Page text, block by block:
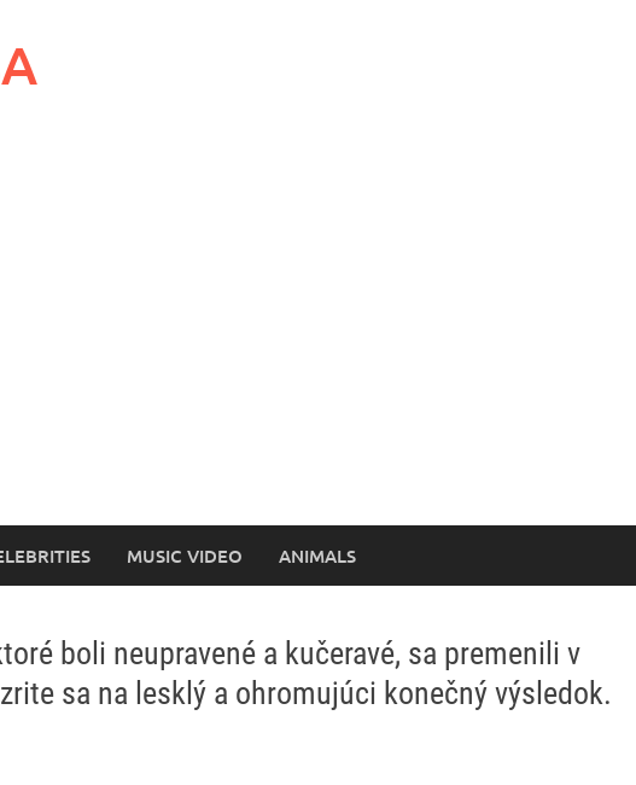
MUSIC VIDEO ANIMALS
boli neupravené a kučeravé, sa premenili v
sa na lesklý a ohromujúci konečný výsledok.